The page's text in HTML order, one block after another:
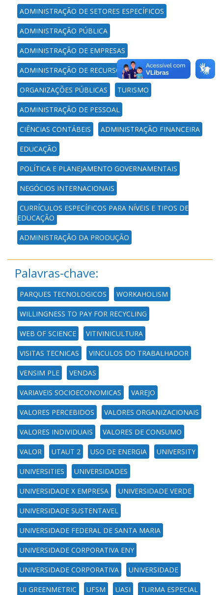
ADMINISTRAÇÃO DE SETORES ESPECÍFICOS
ADMINISTRAÇÃO PÚBLICA
ADMINISTRAÇÃO DE EMPRESAS
ADMINISTRAÇÃO DE RECURSOS HUMANOS
ORGANIZAÇÕES PÚBLICAS TURISMO
ADMINISTRAÇÃO DE PESSOAL
CIÊNCIAS CONTÁBEIS ADMINISTRAÇÃO FINANCEIRA
EDUCAÇÃO
POLÍTICA E PLANEJAMENTO GOVERNAMENTAIS
NEGÓCIOS INTERNACIONAIS
CURRÍCULOS ESPECÍFICOS PARA NÍVEIS E TIPOS DE
EDUCAÇÃO
ADMINISTRAÇÃO DA PRODUÇÃO
Palavras-chave:
PARQUES TECNOLOGICOS WORKAHOLISM
WILLINGNESS TO PAY FOR RECYCLING
WEB OF SCIENCE VITIVINICULTURA
VISITAS TECNICAS VINCULOS DO TRABALHADOR
VENSIM PLE VENDAS
VARIAVEIS SOCIOECONOMICAS VAREJO
VALORES PERCEBIDOS VALORES ORGANIZACIONAIS
VALORES INDIVIDUAIS VALORES DE CONSUMO
VALOR UTAUT 2 USO DE ENERGIA UNIVERSITY
UNIVERSITIES UNIVERSIDADES
UNIVERSIDADE X EMPRESA UNIVERSIDADE VERDE
UNIVERSIDADE SUSTENTAVEL
UNIVERSIDADE FEDERAL DE SANTA MARIA
UNIVERSIDADE CORPORATIVA ENY
UNIVERSIDADE CORPORATIVA UNIVERSIDADE
UI GREENMETRIC UFSM UASI TURMA ESPECIAL